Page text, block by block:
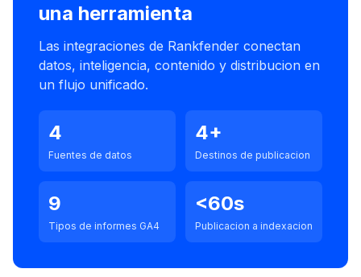
una herramienta
Las integraciones de Rankfender conectan
datos, inteligencia, contenido y distribucion en
un flujo unificado.
4
Fuentes de datos
4+
Destinos de publicacion
9
Tipos de informes GA4
<60s
Publicacion a indexacion